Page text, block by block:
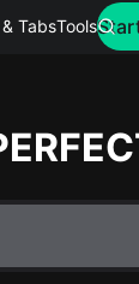
TabsTools